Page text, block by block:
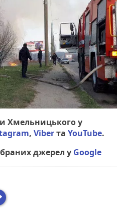
Хмельницького у
, Viberта YouTube.
джерел у Google